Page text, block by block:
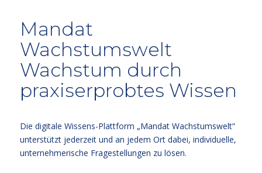
Mandat
Wachstumswelt
Wachstum durch
praxiserprobtes Wissen
Die digitale Wissens-Plattform „Mandat Wachstumswelt“
unterstützt jederzeit und an jedem Ort dabei, individuelle,
unternehmerische Fragestellungen zu lösen.